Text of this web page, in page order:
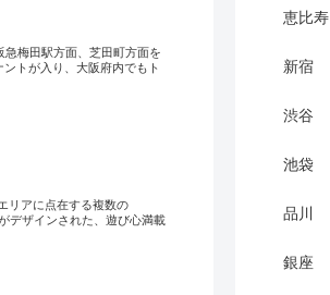
梅田駅方面、芝田町方面を
トが入り、大阪府内でもト
リアに点在する複数の
デザインされた、遊び心満載
恵比寿
新宿
渋谷
池袋
品川
銀座